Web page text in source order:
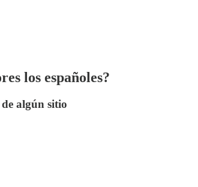
los españoles?
algún sitio